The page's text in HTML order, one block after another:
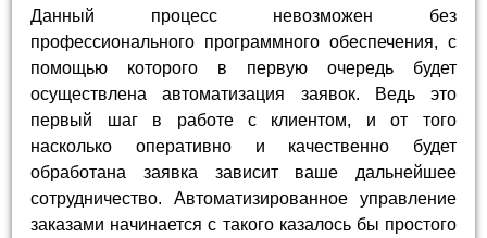
Данный процесс невозможен без
профессионального программного обеспечения, с
помощью которого в первую очередь будет
осуществлена автоматизация заявок. Ведь это
первый шаг в работе с клиентом, и от того
насколько оперативно и качественно будет
обработана заявка зависит ваше дальнейшее
сотрудничество. Автоматизированное управление
заказами начинается с такого казалось бы простого